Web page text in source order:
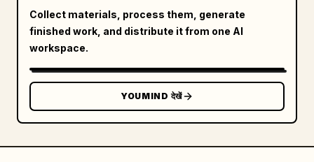
Collect materials, process them, generate
finished work, and distribute it from one AI
workspace.
YOUMIND देखें